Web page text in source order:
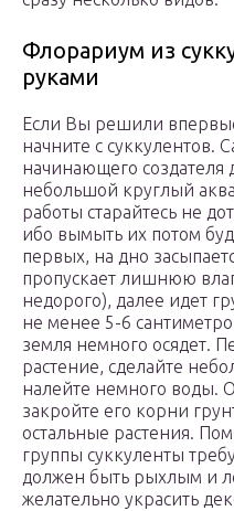
Флорариум из
руками
Если Вы решили
начните с суккулентов.
начинающего
небольшой круглый
работы старайтесь не
ибо вымыть их потом
первых, на дно
пропускает лишнюю
недорого), далее идет
не менее 5-6
земля немного осядет.
растение, сделайте
налейте немного воды.
закройте его корни
остальные растения.
группы суккуленты
должен быть рыхлым и
желательно украсить